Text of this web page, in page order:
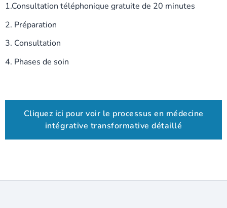
1.Consultation téléphonique gratuite de 20 minutes
2. Préparation
3. Consultation
4. Phases de soin
Cliquez ici pour voir le processus en médecine
intégrative transformative détaillé